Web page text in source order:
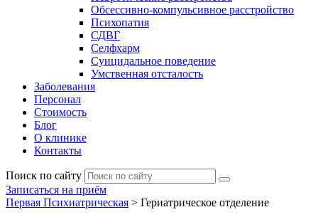
Обсессивно-компульсивное расстройство
Психопатия
СДВГ
Селфхарм
Суицидальное поведение
Умственная отсталость
Заболевания
Персонал
Стоимость
Блог
О клинике
Контакты
Поиск по сайту
Записаться на приём
Первая Психиатрическая > Гериатрическое отделение